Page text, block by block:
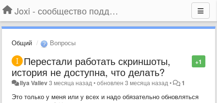
Joxi - сообщество поддержки
Общий Вопросы
+1
Перестали работать скриншоты,
история не доступна, что делать?
Ilya Valiev3 месяца назад •обновлен3 месяца назад • 1
Это только у меня или у всех и надо обязательно обновляться